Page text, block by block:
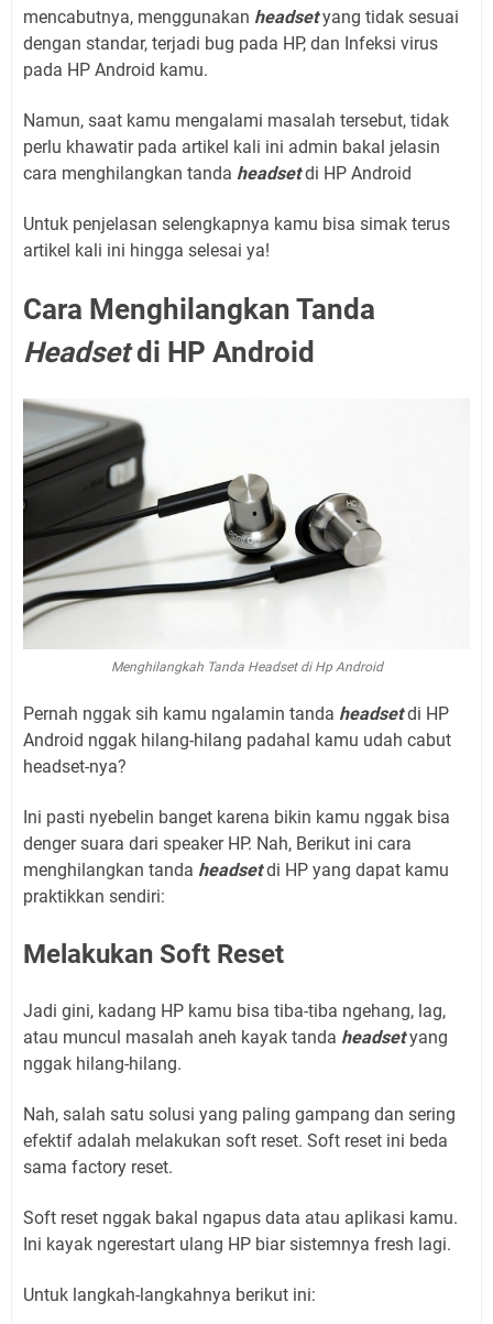
mencabutnya, menggunakan headsetyang tidak sesuai
dengan standar, terjadi bug pada HP, dan Infeksi virus
pada HP Android kamu.
Namun, saat kamu mengalami masalah tersebut, tidak
perlu khawatir pada artikel kali ini admin bakal jelasin
cara menghilangkan tanda headsetdi HP Android
Untuk penjelasan selengkapnya kamu bisa simak terus
artikel kali ini hingga selesai ya!
Cara Menghilangkan Tanda
Headsetdi HP Android
Menghilangkah Tanda Headset di Hp Android
Pernah nggak sih kamu ngalamin tanda headsetdi HP
Android nggak hilang-hilang padahal kamu udah cabut
headset-nya?
Ini pasti nyebelin banget karena bikin kamu nggak bisa
denger suara dari speaker HP. Nah, Berikut ini cara
menghilangkan tanda headsetdi HP yang dapat kamu
praktikkan sendiri:
Melakukan Soft Reset
Jadi gini, kadang HP kamu bisa tiba-tiba ngehang, lag,
atau muncul masalah aneh kayak tanda headsetyang
nggak hilang-hilang.
Nah, salah satu solusi yang paling gampang dan sering
efektif adalah melakukan soft reset. Soft reset ini beda
sama factory reset.
Soft reset nggak bakal ngapus data atau aplikasi kamu.
Ini kayak ngerestart ulang HP biar sistemnya fresh lagi.
Untuk langkah-langkahnya berikut ini: